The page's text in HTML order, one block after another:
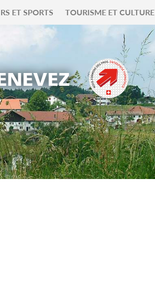
ET SPORTS TOURISME ET CULTURE